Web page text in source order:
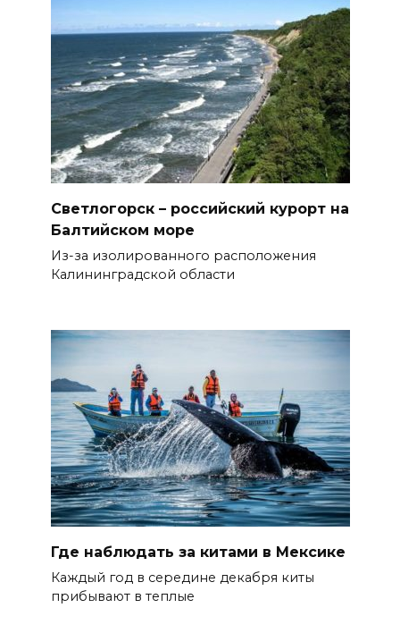
Светлогорск – российский курорт на
Балтийском море
Из-за изолированного расположения
Калининградской области
Где наблюдать за китами в Мексике
Каждый год в середине декабря киты
прибывают в теплые